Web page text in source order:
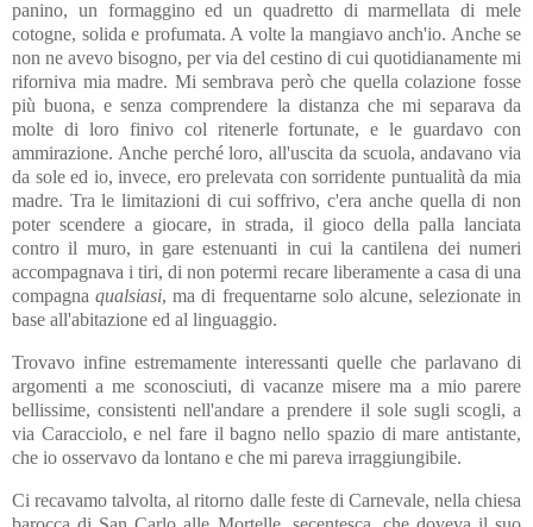
panino, un formaggino ed un quadretto di marmellata di mele
cotogne, solida e profumata. A volte la mangiavo anch'io. Anche se
non ne avevo bisogno, per via del cestino di cui quotidianamente mi
riforniva mia madre. Mi sembrava però che quella colazione fosse
più buona, e senza comprendere la distanza che mi separava da
molte di loro finivo col ritenerle fortunate, e le guardavo con
ammirazione. Anche perché loro, all'uscita da scuola, andavano via
da sole ed io, invece, ero prelevata con sorridente puntualità da mia
madre. Tra le limitazioni di cui soffrivo, c'era anche quella di non
poter scendere a giocare, in strada, il gioco della palla lanciata
contro il muro, in gare estenuanti in cui la cantilena dei numeri
accompagnava i tiri, di non potermi recare liberamente a casa di una
compagnaqualsiasi, ma di frequentarne solo alcune, selezionate in
base all'abitazione ed al linguaggio.
Trovavo infine estremamente interessanti quelle che parlavano di
argomenti a me sconosciuti, di vacanze misere ma a mio parere
bellissime, consistenti nell'andare a prendere il sole sugli scogli, a
via Caracciolo, e nel fare il bagno nello spazio di mare antistante,
che io osservavo da lontano e che mi pareva irraggiungibile.
Ci recavamo talvolta, al ritorno dalle feste di Carnevale, nella chiesa